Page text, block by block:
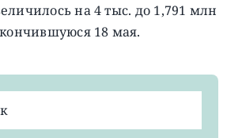
на 4 тыс. до 1,791 млн
18 мая.